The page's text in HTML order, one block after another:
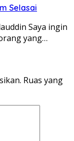
Selasai
Saya ingin
yang…
Ruas yang